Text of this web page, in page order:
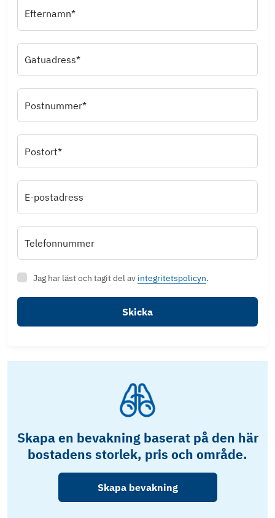
Efternamn*
Gatuadress*
Postnummer*
Postort*
E-postadress
Telefonnummer
Jag har läst och tagit del av integritetspolicyn.
Skicka
Skapa en bevakning baserat på den här
bostadens storlek, pris och område.
Skapa bevakning